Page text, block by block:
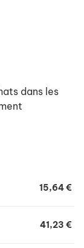
dans les
15,64 €
41,23 €